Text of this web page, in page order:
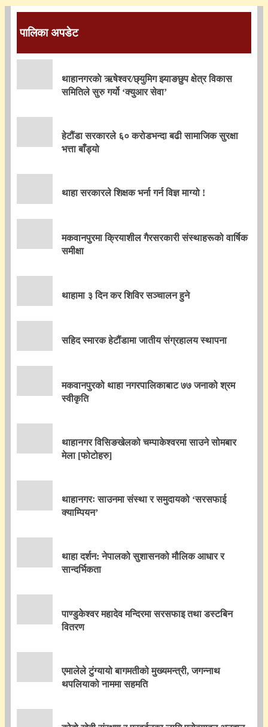
पालिका अपडेट
थाहानगरकाे ऋषेश्वर/छ्युमिग झ्याङछुप क्षेत्र विकास
समितिले सुरु गर्यो ‘क्युआर सेवा’
हेटौंडा सरकारले ६० करोडभन्दा बढी सामाजिक सुरक्षा
भत्ता बाँड्यो
थाहा सरकारले शिक्षक भर्ना गर्न विज्ञ माग्यो !
मकवानपुरमा क्रियाशील गैरसरकारी संस्थाहरूको वार्षिक
समीक्षा
थाहामा ३ दिन कर शिविर सञ्चालन हुने
सहिद स्मारक हेटौंडामा जातीय संग्रहालय स्थापना
मकवानपुरको थाहा नगरपालिकाबाट ७७ जनाको श्रम
स्वीकृति
थाहानगर विसिङखेलको चम्पाकेश्वरमा साउने सोमबार
मेला [फोटोहरु]
थाहानगरः साउनमा संस्था र समुदायको ‘सरसफाई
क्याम्पियन’
थाहा दर्शन: नेपालको सुशासनको मौलिक आधार र
सान्दर्भिकता
पाण्डुकेश्वर महादेव मन्दिरमा सरसफाइ तथा डस्टबिन
वितरण
एमालेले टुंग्यायो बागमतीको मुख्यमन्त्री, जगन्नाथ
थपलियाको नाममा सहमति